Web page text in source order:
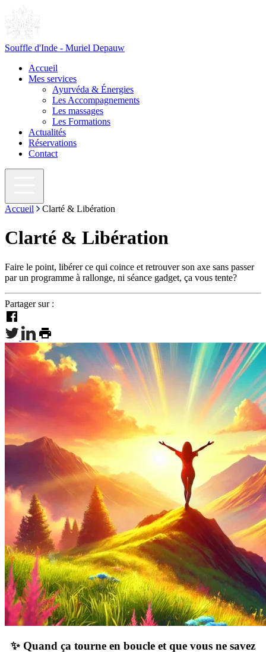
Souffle d'Inde - Muriel Depauw
Accueil
Mes services
Ayurvéda & Énergies
Les Accompagnements
Les massages
Les Formations
Actualités
Réservations
Contact
Accueil Clarté & Libération
Clarté & Libération
Faire le point, libérer ce qui coince et retrouver son axe sans passer
par un programme à rallonge, ni séance gadget, ça vous tente?
Partager sur :
✨ Quand ça tourne en boucle et que vous ne savez